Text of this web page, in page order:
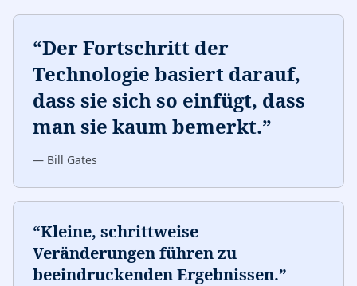
“Der Fortschritt der
Technologie basiert darauf,
dass sie sich so einfügt, dass
man sie kaum bemerkt.”
— Bill Gates
“Kleine, schrittweise
Veränderungen führen zu
beeindruckenden Ergebnissen.”